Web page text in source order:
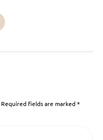
Required fields are marked*